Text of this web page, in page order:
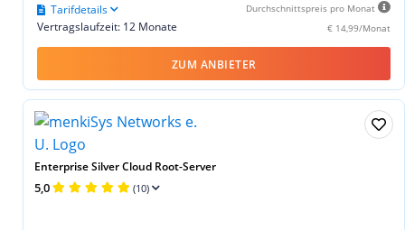
Durchschnittspreis pro Monat
€ 14,99/Monat
Vertragslaufzeit: 12 Monate
Tarifdetails
ZUM ANBIETER
Enterprise Silver Cloud Root-Server
5,0 (10)